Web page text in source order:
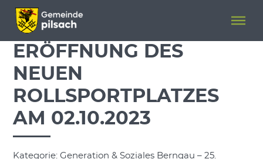
Menü überspringen
Menü überspringen
ERÖFFNUNG DES
NEUEN
ROLLSPORTPLATZES
AM 02.10.2023
Kategorie: Generation & Soziales Berngau – 25.